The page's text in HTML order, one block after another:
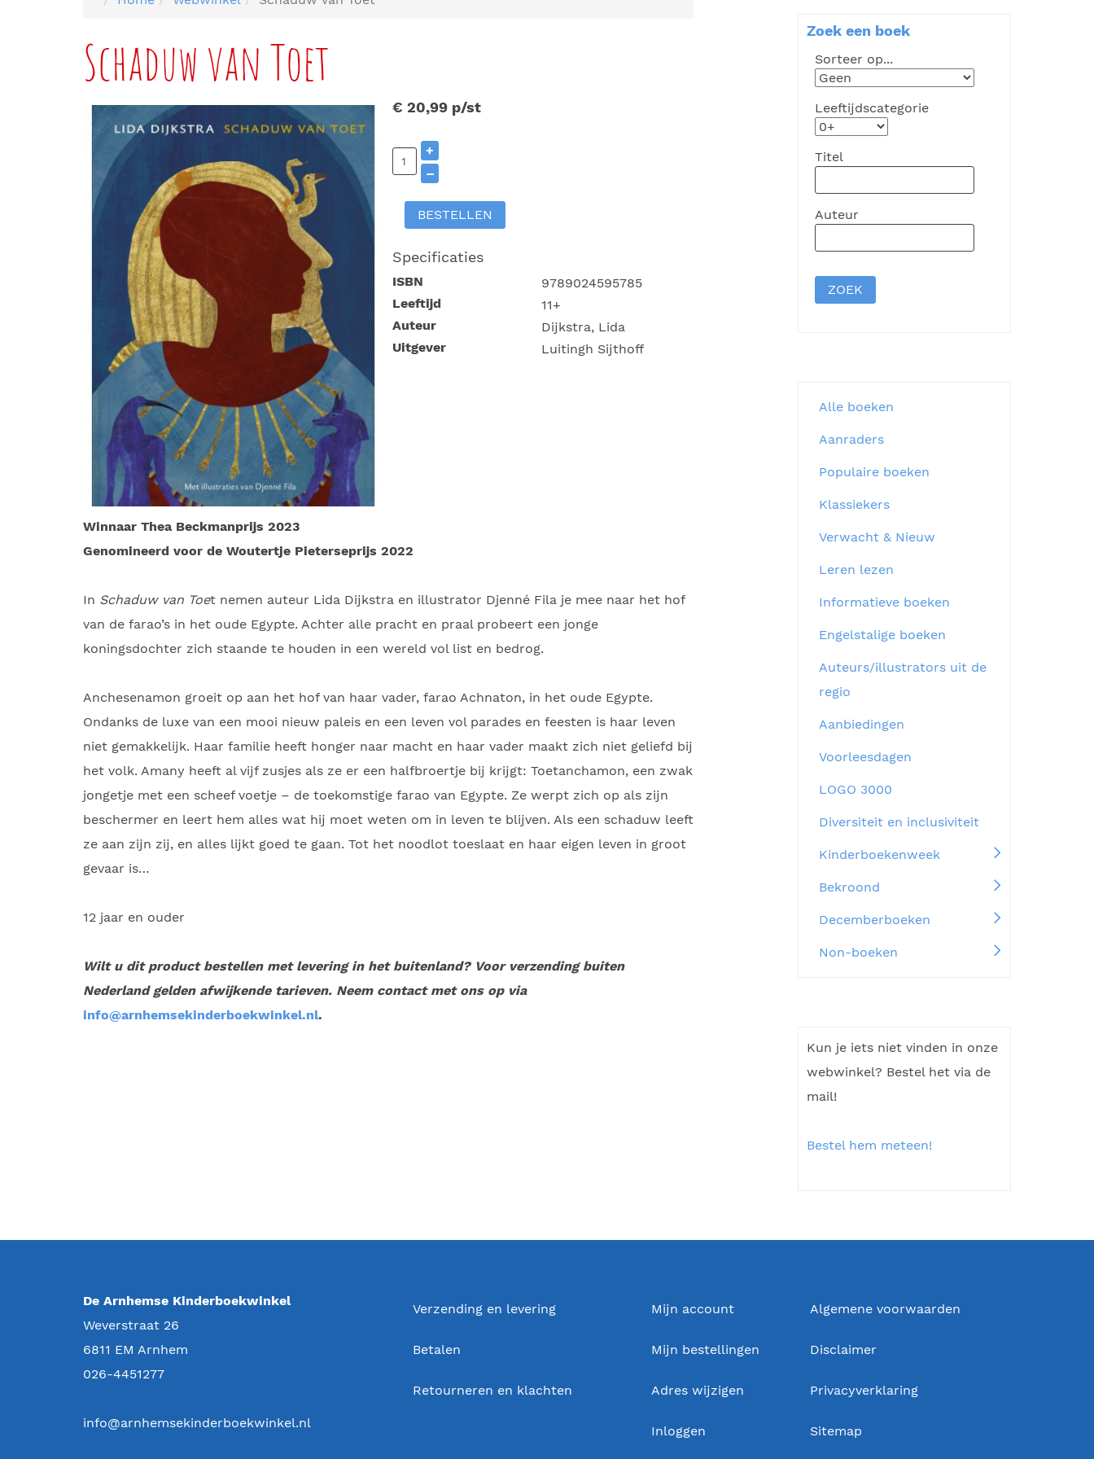
Schaduw van Toet
€ 20,99 p/st
+
–
BESTELLEN
Specificaties
ISBN
9789024595785
Leeftijd
11+
Auteur
Dijkstra, Lida
Uitgever
Luitingh Sijthoff
Winnaar Thea Beckmanprijs 2023
Genomineerd voor de Woutertje Pieterseprijs 2022
In Schaduw van Toet nemen auteur Lida Dijkstra en illustrator Djenné Fila je mee naar het hof
van de farao’s in het oude Egypte. Achter alle pracht en praal probeert een jonge
koningsdochter zich staande te houden in een wereld vol list en bedrog.
Anchesenamon groeit op aan het hof van haar vader, farao Achnaton, in het oude Egypte.
Ondanks de luxe van een mooi nieuw paleis en een leven vol parades en feesten is haar leven
niet gemakkelijk. Haar familie heeft honger naar macht en haar vader maakt zich niet geliefd bij
het volk. Amany heeft al vijf zusjes als ze er een halfbroertje bij krijgt: Toetanchamon, een zwak
jongetje met een scheef voetje – de toekomstige farao van Egypte. Ze werpt zich op als zijn
beschermer en leert hem alles wat hij moet weten om in leven te blijven. Als een schaduw leeft
ze aan zijn zij, en alles lijkt goed te gaan. Tot het noodlot toeslaat en haar eigen leven in groot
gevaar is…
12 jaar en ouder
Wilt u dit product bestellen met levering in het buitenland? Voor verzending buiten
Nederland gelden afwijkende tarieven. Neem contact met ons op via
info@arnhemsekinderboekwinkel.nl.
Zoek een boek
Sorteer op...
Leeftijdscategorie
Titel
Auteur
Alle boeken
Aanraders
Populaire boeken
Klassiekers
Verwacht & Nieuw
Leren lezen
Informatieve boeken
Engelstalige boeken
Auteurs/illustrators uit de
regio
Aanbiedingen
Voorleesdagen
LOGO 3000
Diversiteit en inclusiviteit
Kinderboekenweek
Bekroond
Decemberboeken
Non-boeken
Kun je iets niet vinden in onze
webwinkel? Bestel het via de
mail!
Bestel hem meteen!
De Arnhemse Kinderboekwinkel
Weverstraat 26
6811 EM Arnhem
026-4451277
info@arnhemsekinderboekwinkel.nl
Verzending en levering
Betalen
Retourneren en klachten
Mijn account
Mijn bestellingen
Adres wijzigen
Inloggen
Algemene voorwaarden
Disclaimer
Privacyverklaring
Sitemap